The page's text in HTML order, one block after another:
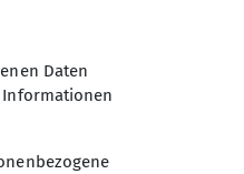
Daten
Informationen